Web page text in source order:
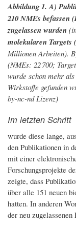
Abbildung 1. A)
210 NMEs befassen
zugelassen wurden
molekularen Targets
Millionen Arbeiten).
(NMEs: 22 700;
wurde schon mehr
Wirkstoffe gefunden
by-nc-nd Lizenz)
Im letzten Schritt
wurde diese lange,
den Publikationen in
mit einer
Forschungsprojekte
zeigte, dass
über alle 151 neuen
hatten. In anderen
der neu